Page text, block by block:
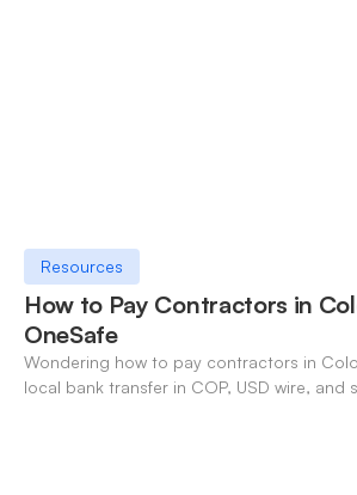
Resources
How to Pay Contractors in
OneSafe
Wondering how to pay contractors in
local bank transfer in COP, USD wire, and